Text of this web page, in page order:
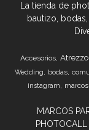
La tienda de
bautizo,
Accesorios Atrezzo
Wedding bodas
instagram marcos
MARCOS